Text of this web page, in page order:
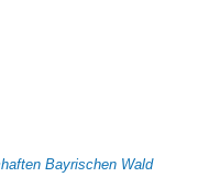
Bayrischen Wald